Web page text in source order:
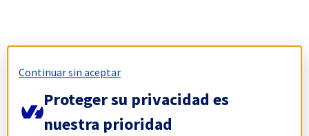
Continuar sin aceptar
Proteger su privacidad es
nuestra prioridad